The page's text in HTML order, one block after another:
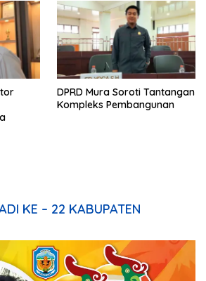
DPRD Mura Soroti Tantangan
Kompleks Pembangunan
KE – 22 KABUPATEN